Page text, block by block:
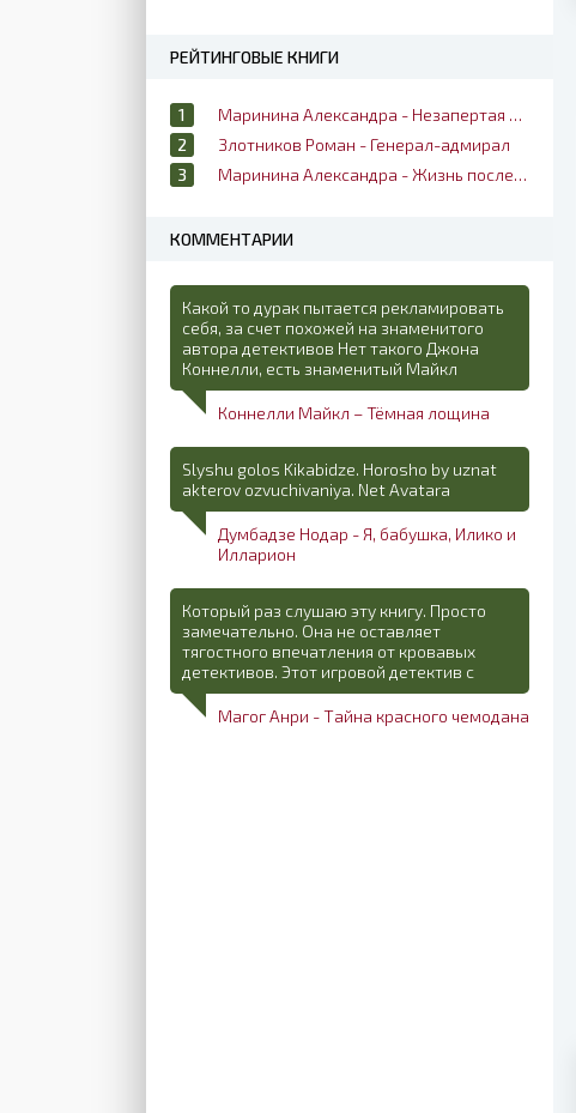
РЕЙТИНГОВЫЕ КНИГИ
Маринина Александра - Незапертая дверь
Злотников Роман - Генерал-адмирал
Маринина Александра - Жизнь после жизни
КОММЕНТАРИИ
Какой то дурак пытается рекламировать
себя, за счет похожей на знаменитого
автора детективов Нет такого Джона
Коннелли, есть знаменитый Майкл
Коннелли Майкл – Тёмная лощина
Slyshu golos Kikabidze. Horosho by uznat
akterov ozvuchivaniya. Net Avatara
Думбадзе Нодар - Я, бабушка, Илико и
Илларион
Который раз слушаю эту книгу. Просто
замечательно. Она не оставляет
тягостного впечатления от кровавых
детективов. Этот игровой детектив с
Магог Анри - Тайна красного чемодана